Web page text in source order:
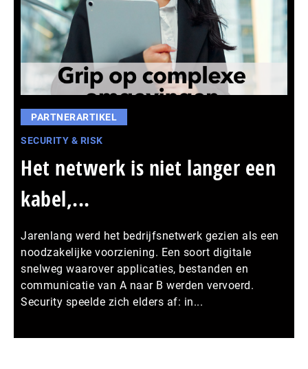
PARTNERARTIKEL
SECURITY & RISK
Het netwerk is niet langer een
kabel,...
Jarenlang werd het bedrijfsnetwerk gezien als een
noodzakelijke voorziening. Een soort digitale
snelweg waarover applicaties, bestanden en
communicatie van A naar B werden vervoerd.
Security speelde zich elders af: in...